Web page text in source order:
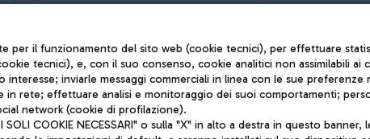
Note legali
per il funzionamento del sito web (cookie tecnici), per effettuare
tecnici), e, con il suo consenso, cookie analitici non assimilabili
inviarle messaggi commerciali in linea con le sue
in rete; effettuare analisi e monitoraggio dei suoi comportamenti;
network (cookie di profilazione).
SOLI COOKIE NECESSARI" o sulla "X" in alto a destra in questo